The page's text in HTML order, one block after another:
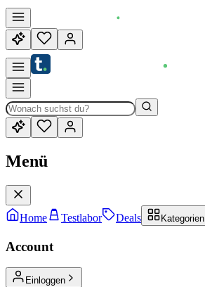
Menü
Home Testlabor Deals Kategorien
Account
Einloggen